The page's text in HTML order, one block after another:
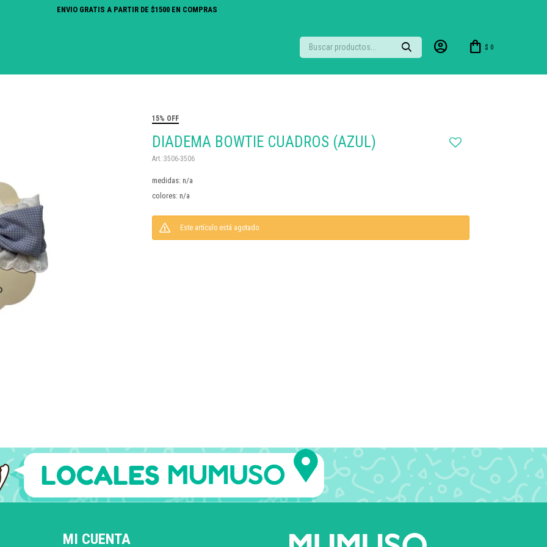
ENVIO GRATIS A PARTIR DE $1500 EN COMPRAS
$ 0
15% OFF
DIADEMA BOWTIE CUADROS (AZUL)
3506-3506
medidas: n/a
colores: n/a
Este artículo está agotado.
MI CUENTA